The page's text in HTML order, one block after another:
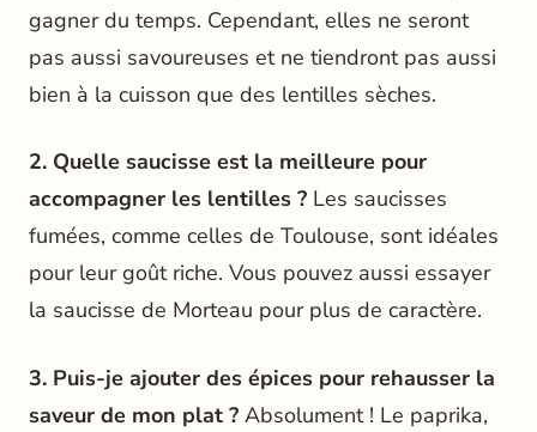
gagner du temps. Cependant, elles ne seront
pas aussi savoureuses et ne tiendront pas aussi
bien à la cuisson que des lentilles sèches.
2. Quelle saucisse est la meilleure pour
accompagner les lentilles ? Les saucisses
fumées, comme celles de Toulouse, sont idéales
pour leur goût riche. Vous pouvez aussi essayer
la saucisse de Morteau pour plus de caractère.
3. Puis-je ajouter des épices pour rehausser la
saveur de mon plat ? Absolument ! Le paprika,